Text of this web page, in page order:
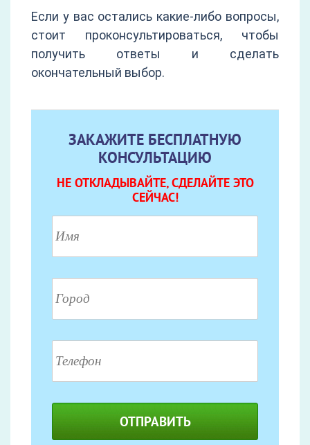
Если у вас остались какие-либо вопросы,
стоит проконсультироваться, чтобы
получить ответы и сделать
окончательный выбор.
ЗАКАЖИТЕ БЕСПЛАТНУЮ
КОНСУЛЬТАЦИЮ
НЕ ОТКЛАДЫВАЙТЕ, СДЕЛАЙТЕ ЭТО
СЕЙЧАС!
ОТПРАВИТЬ